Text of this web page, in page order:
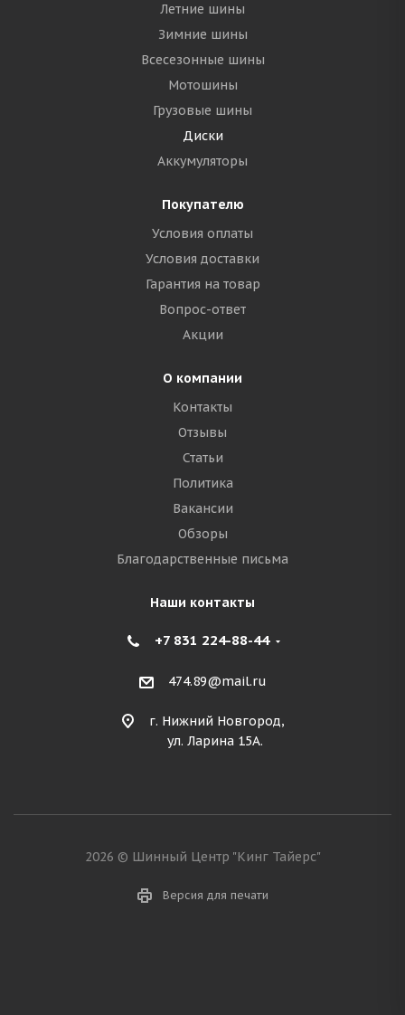
Летние шины
Зимние шины
Всесезонные шины
Мотошины
Грузовые шины
Диски
Аккумуляторы
Покупателю
Условия оплаты
Условия доставки
Гарантия на товар
Вопрос-ответ
Акции
О компании
Контакты
Отзывы
Статьи
Политика
Вакансии
Обзоры
Благодарственные письма
Наши контакты
+7 831 224-88-44
474.89@mail.ru
г. Нижний Новгород,
ул. Ларина 15А.
2026 © Шинный Центр "Кинг Тайерс"
Версия для печати